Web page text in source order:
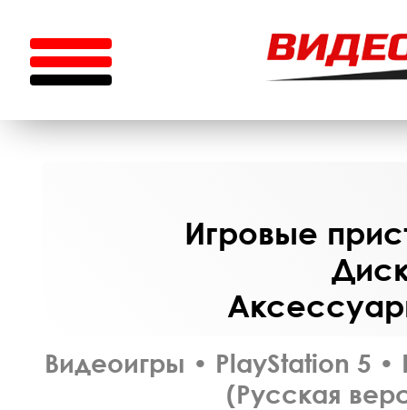
Игровые
Видеоигры • PlayStation 5 •
(Русская